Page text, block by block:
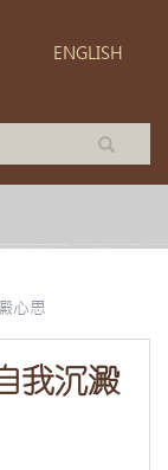
ENGLISH
心思
我沉澱